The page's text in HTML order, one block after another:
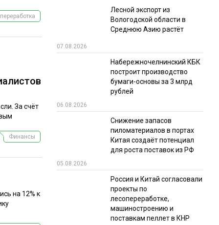
За счёт
Финансы
на 12% к
Лесной экспорт из
Вологодской области в
Среднюю Азию растёт
07.08.2026
Набережночелнинский КБК
построит производство
бумаги-основы за 3 млрд
рублей
06.08.2026
Снижение запасов
пиломатериалов в портах
Китая создаёт потенциал
для роста поставок из РФ
05.08.2026
Россия и Китай согласовали
проекты по
лесопереработке,
машиностроению и
поставкам пеллет в КНР